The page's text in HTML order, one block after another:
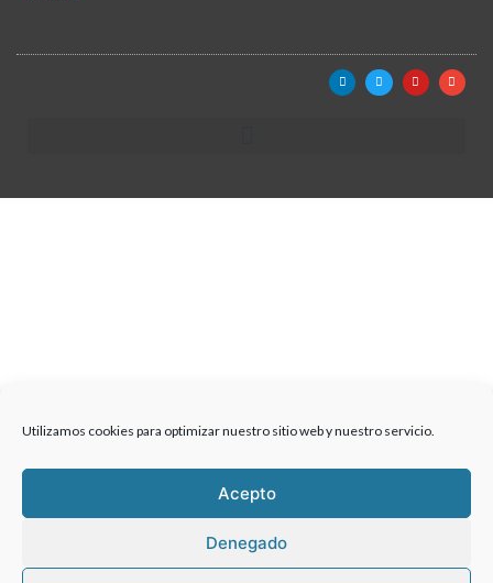
Utilizamos cookies para optimizar nuestro sitio web y nuestro servicio.
Acepto
Denegado